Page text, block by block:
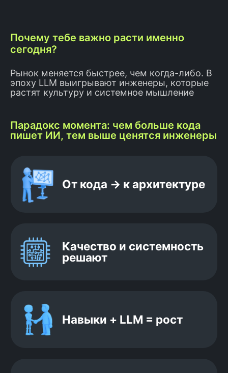
Почему тебе важно расти именно
сегодня?
Рынок меняется быстрее, чем когда-либо. В
эпоху LLM выигрывают инженеры, которые
растят культуру и системное мышление
Парадокс момента: чем больше кода
пишет ИИ, тем выше ценятся инженеры
Создаёшь код,
который живёт
годами
в новом мире
Рынку нужны
разработчики, которые:
Думают системно
и долгосрочно
видят путь к Senior
Дмитрий Березницкий
эксперт программы